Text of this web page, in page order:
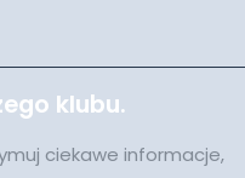
klubu.
ciekawe informacje,